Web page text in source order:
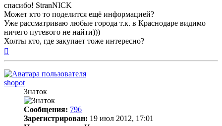
спасибо! StranNICK
Может кто то поделится ещё информацией?
Уже рассматриваю любые города т.к. в Краснодаре видимо
ничего путевого не найти)))
Холты кто, где закупает тоже интересно?
shopot
Знаток
Сообщения: 796
Зарегистрирован: 19 июл 2012, 17:01